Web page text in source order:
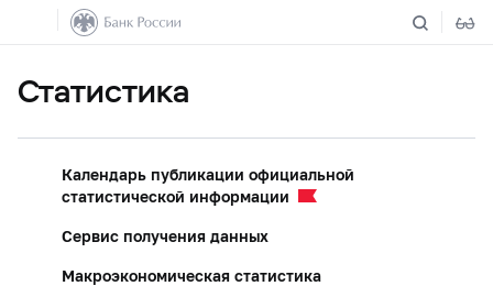
Статистика
Календарь публикации официальной
статистической информации
Сервис получения данных
Макроэкономическая статистика